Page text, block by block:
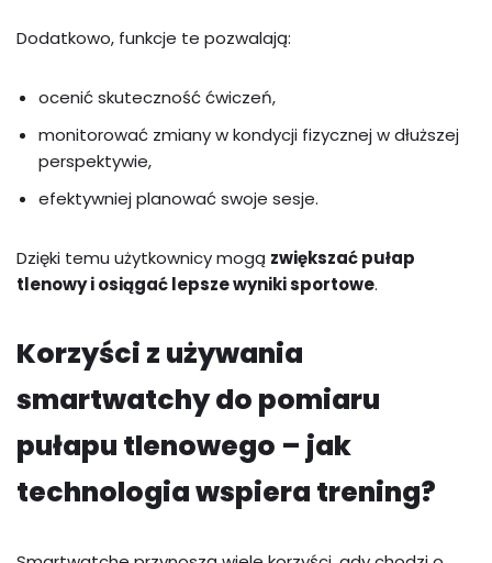
Dodatkowo, funkcje te pozwalają:
ocenić skuteczność ćwiczeń,
monitorować zmiany w kondycji fizycznej w dłuższej
perspektywie,
efektywniej planować swoje sesje.
Dzięki temu użytkownicy mogą zwiększać pułap
tlenowy i osiągać lepsze wyniki sportowe.
Korzyści z używania
smartwatchy do pomiaru
pułapu tlenowego – jak
technologia wspiera trening?